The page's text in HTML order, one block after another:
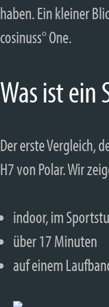
haben. Ein kleiner
cosinuss° One.
Was ist ein
Der erste Vergleich,
H7 von Polar. Wir
indoor, im
über 17 Minuten
auf einem